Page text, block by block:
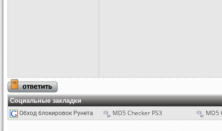
Социальные закладки
Обход блокировок Рунета MD5 Checker PS3 MD5